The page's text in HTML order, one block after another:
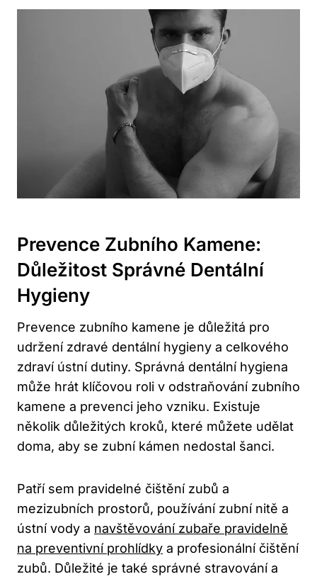
Prevence Zubního Kamene:
Důležitost Správné Dentální
Hygieny
Prevence zubního kamene je důležitá pro
udržení zdravé dentální hygieny a celkového
zdraví ústní dutiny. Správná dentální hygiena
může hrát klíčovou roli v odstraňování zubního
kamene a prevenci jeho vzniku. Existuje
několik důležitých kroků, které můžete udělat
doma, aby se zubní kámen nedostal šanci.
Patří sem pravidelné čištění zubů a
mezizubních prostorů, používání zubní nitě a
ústní vody a navštěvování zubaře pravidelně
na preventivní prohlídky a profesionální čištění
zubů. Důležité je také správné stravování a